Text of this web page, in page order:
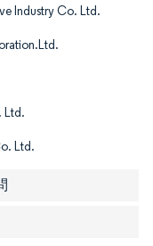
Industry Co. Ltd.
Ltd.
Ltd.